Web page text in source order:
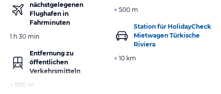
nächstgelegenen
Flughafen in
Fahrminuten
1 h 30 min
Entfernung zu
öffentlichen
Verkehrsmitteln
< 500 m
< 500 m
Station für HolidayCheck
Mietwagen Türkische
Riviera
< 10 km